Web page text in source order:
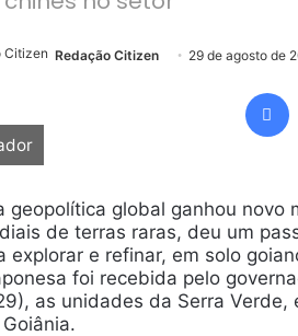
Redação Citizen 29 de agosto de
geopolítica global ganhou novo
de terras raras, deu um
explorar e refinar, em solo
foi recebida pelo
as unidades da Serra